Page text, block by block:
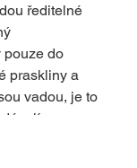
ředitelné
pouze do
praskliny a
vadou, je to